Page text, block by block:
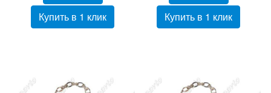
Купить в 1 клик
Купить в 1 клик